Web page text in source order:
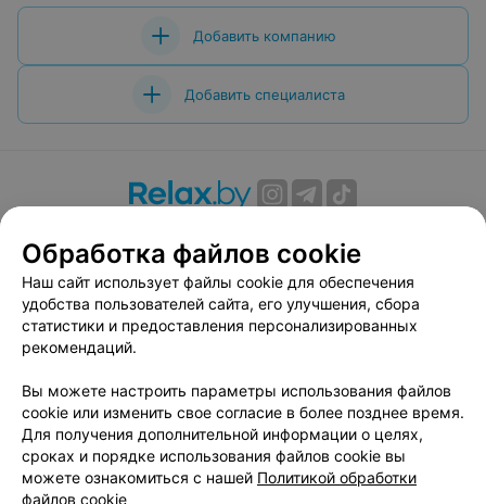
Добавить компанию
Добавить специалиста
Вакансии
Публичный договор
Способы оплаты
Публичный договор по использованию сервиса
«Афиша»
Пользовательское соглашение
Связаться по вопросам сотрудничества
Написать руководителю relax.by
Персональные настройки cookie
Обработка персональных данных
Обработка файлов cookie
Наш сайт использует файлы cookie для обеспечения
удобства пользователей сайта, его улучшения, сбора
статистики и предоставления персонализированных
рекомендаций.
Вы можете настроить параметры использования файлов
cookie или изменить свое согласие в более позднее время.
Для получения дополнительной информации о целях,
сроках и порядке использования файлов cookie вы
можете ознакомиться с нашей Политикой обработки
файлов cookie